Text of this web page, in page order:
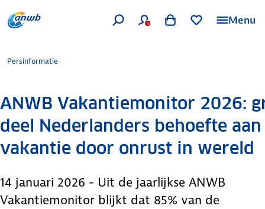
Menu
Persinformatie
ANWB Vakantiemonitor 2026:
deel Nederlanders behoefte aan
vakantie door onrust in wereld
14 januari 2026 - Uit de jaarlijkse ANWB
Vakantiemonitor blijkt dat 85% van de